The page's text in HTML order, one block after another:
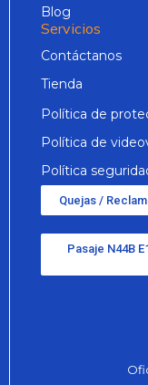
Blog
Servicios
Contáctanos
Tienda
Política de
Política de
Política
Quejas /
Pasaje N44B